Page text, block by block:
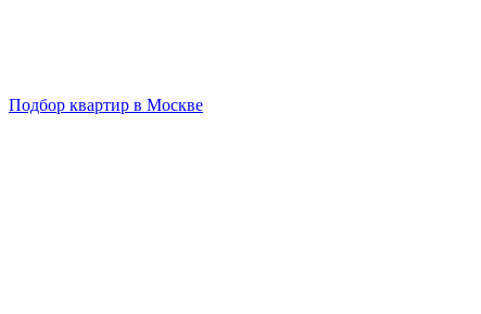
Подбор квартир в Москве